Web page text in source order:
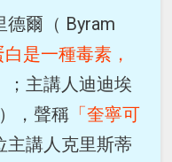
德爾（ Byram
是一種毒素，
；主講人迪迪埃
，聲稱 「奎寧可
主講人克里斯蒂